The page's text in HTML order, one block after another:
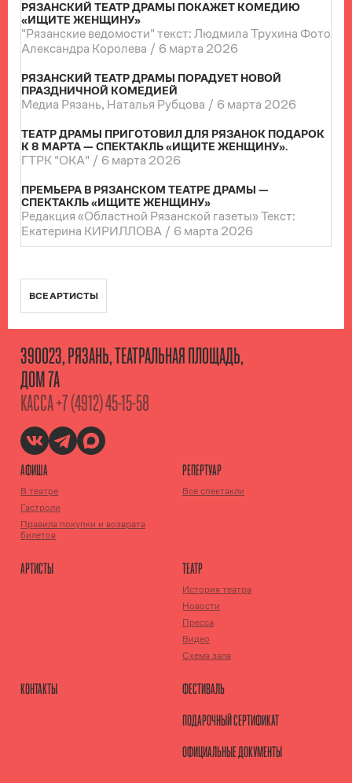
РЯЗАНСКИЙ ТЕАТР ДРАМЫ ПОКАЖЕТ КОМЕДИЮ
«ИЩИТЕ ЖЕНЩИНУ»
"Рязанские ведомости" текст: Людмила Трухина Фото
Александра Королева / 6 марта 2026
РЯЗАНСКИЙ ТЕАТР ДРАМЫ ПОРАДУЕТ НОВОЙ
ПРАЗДНИЧНОЙ КОМЕДИЕЙ
Медиа Рязань, Наталья Рубцова / 6 марта 2026
ТЕАТР ДРАМЫ ПРИГОТОВИЛ ДЛЯ РЯЗАНОК ПОДАРОК
К 8 МАРТА — СПЕКТАКЛЬ «ИЩИТЕ ЖЕНЩИНУ».
ГТРК "ОКА" / 6 марта 2026
ПРЕМЬЕРА В РЯЗАНСКОМ ТЕАТРЕ ДРАМЫ —
СПЕКТАКЛЬ «ИЩИТЕ ЖЕНЩИНУ»
Редакция «Областной Рязанской газеты» Текст:
Екатерина КИРИЛЛОВА / 6 марта 2026
ВСЕ АРТИСТЫ
390023, РЯЗАНЬ, ТЕАТРАЛЬНАЯ ПЛОЩАДЬ,
ДОМ 7А
КАССА+7 (4912) 45-15-58
АФИША
В театре
Гастроли
Правила покупки и возврата
билетов
РЕПЕРТУАР
Все спектакли
АРТИСТЫ ТЕАТР
История театра
Новости
Пресса
Видео
Схема зала
КОНТАКТЫ
ФЕСТИВАЛЬ
ПОДАРОЧНЫЙ СЕРТИФИКАТ
ОФИЦИАЛЬНЫЕ ДОКУМЕНТЫ